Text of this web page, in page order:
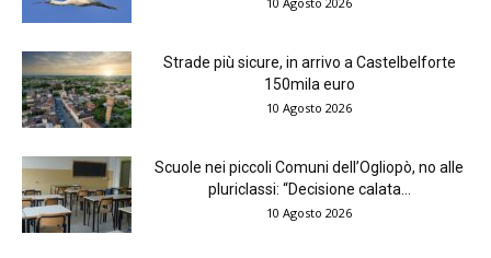
Strade più sicure, in arrivo a Castelbelforte
150mila euro
10 Agosto 2026
Scuole nei piccoli Comuni dell’Ogliopò, no alle
pluriclassi: “Decisione calata...
10 Agosto 2026